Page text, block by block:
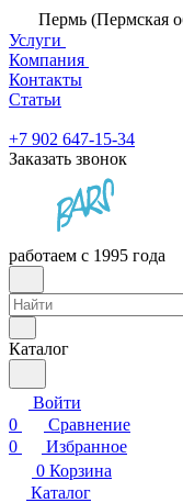
Пермь (Пермская
Услуги
Компания
Контакты
Статьи
+7 902 647-15-34
Заказать звонок
работаем с 1995 года
Каталог
Войти
0
Сравнение
0
Избранное
0 Корзина
Каталог